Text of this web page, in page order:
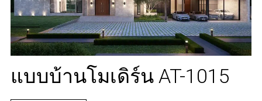
แบบบ้านโมเดิร์น AT-1015